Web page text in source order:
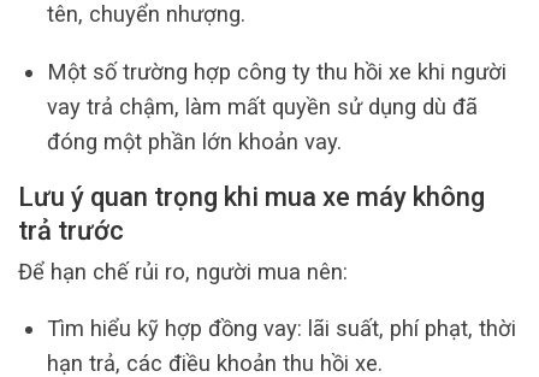
tên, chuyển nhượng.
Một số trường hợp công ty thu hồi xe khi người
vay trả chậm, làm mất quyền sử dụng dù đã
đóng một phần lớn khoản vay.
Lưu ý quan trọng khi mua xe máy không
trả trước
Để hạn chế rủi ro, người mua nên:
Tìm hiểu kỹ hợp đồng vay: lãi suất, phí phạt, thời
hạn trả, các điều khoản thu hồi xe.